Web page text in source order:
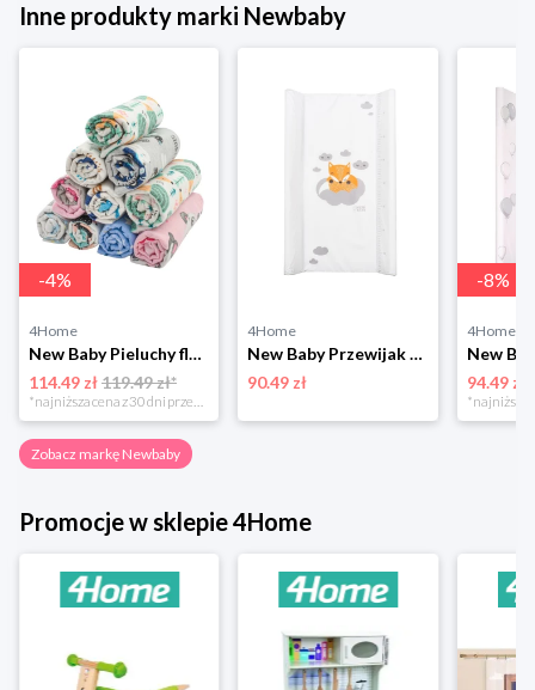
Inne produkty marki Newbaby
-4%
4Home
New Baby Pieluchy flanelowe z nadrukiem Standard, 70 x 80 cm, zestaw 10 szt. Newbaby
114.49 zł119.49 zł*
4Home
New Baby Przewijak mata Lis biały, 80 x 50 cm Newbaby
90.49 zł
-8%
4Home
94.49 zł
Zobacz markę Newbaby
Promocje w sklepie 4Home